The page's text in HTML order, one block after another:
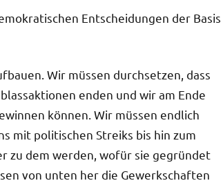
Entscheidungen der Basis
Wir müssen durchsetzen, dass
enden und wir am Ende
können. Wir müssen endlich
mit politischen Streiks bis hin zum
zu dem werden, wofür sie gegründet
von unten her die Gewerkschaften